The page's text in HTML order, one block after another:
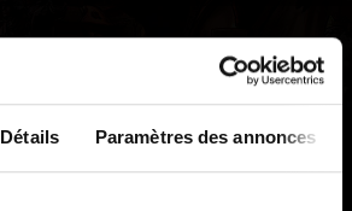
Détails Paramètres des annonces